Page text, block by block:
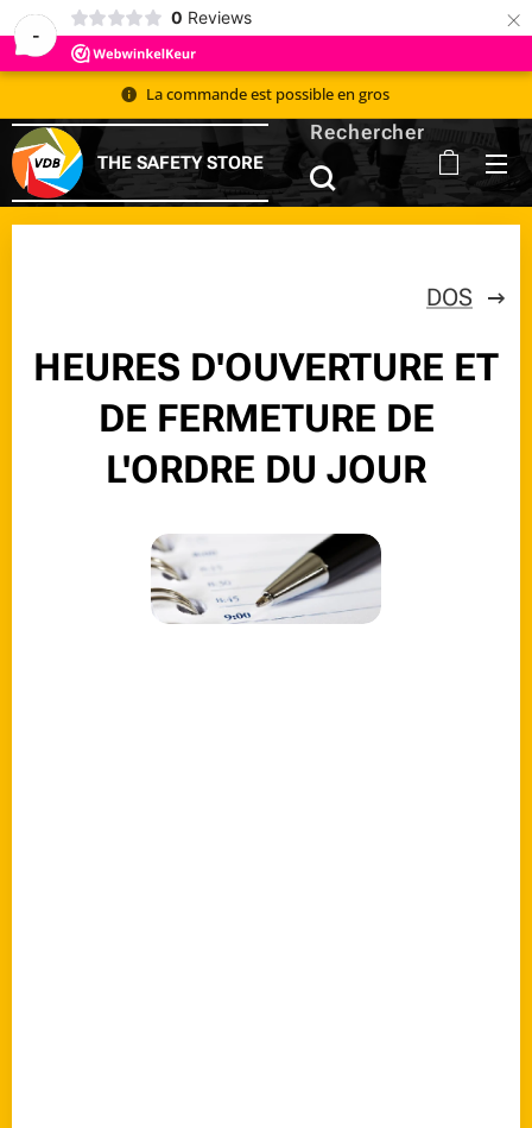
-
0 Reviews ×
La commande est possible en gros 📦
THE SAFETY STORE
Rechercher
DOS
HEURES D'OUVERTURE ET
DE FERMETURE DE
L'ORDRE DU JOUR